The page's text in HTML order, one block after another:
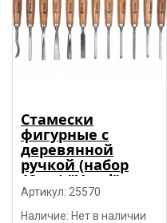
Стамески
фигурные с
деревянной
ручкой (набор
12пр.) "Vorel"
Артикул: 25570
Наличие: Нет в наличии